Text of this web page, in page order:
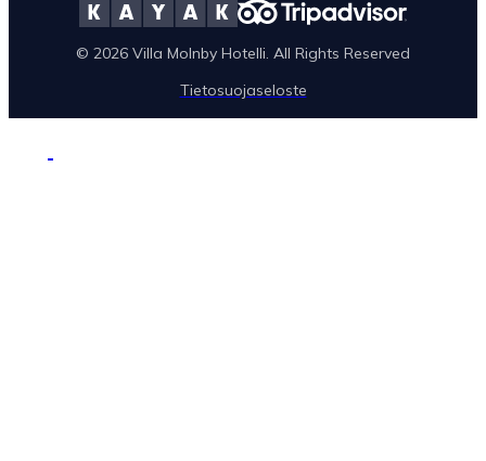
© 2026 Villa Molnby Hotelli. All Rights Reserved
Tietosuojaseloste